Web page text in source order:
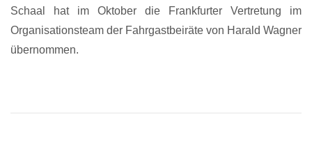
Schaal hat im Oktober die Frankfurter Vertretung im
Organisationsteam der Fahrgastbeiräte von Harald Wagner
übernommen.